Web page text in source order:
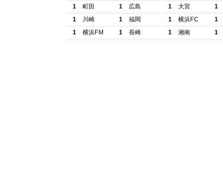
1
町田 1
広島
1
川崎 1
福岡
1
横浜FM 1 長崎
1
大宮
1
1
横浜FC
1
1
湘南 1